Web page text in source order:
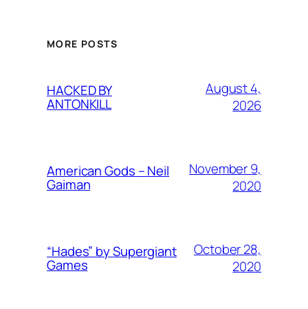
MORE POSTS
HACKED BY
ANTONKILL
August 4,
2026
American Gods – Neil
Gaiman
November 9,
2020
“Hades” by Supergiant
Games
October 28,
2020